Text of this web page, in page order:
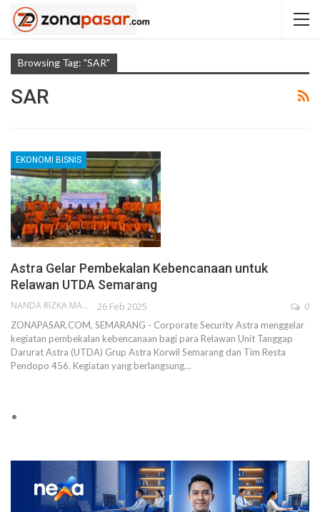
Browsing Tag: "SAR"
SAR
EKONOMI BISNIS
Astra Gelar Pembekalan Kebencanaan untuk
Relawan UTDA Semarang
NANDA RIZKA MAHENDRA 26 Feb 2025 0
ZONAPASAR.COM, SEMARANG - Corporate Security Astra menggelar
kegiatan pembekalan kebencanaan bagi para Relawan Unit Tanggap
Darurat Astra (UTDA) Grup Astra Korwil Semarang dan Tim Resta
Pendopo 456. Kegiatan yang berlangsung…